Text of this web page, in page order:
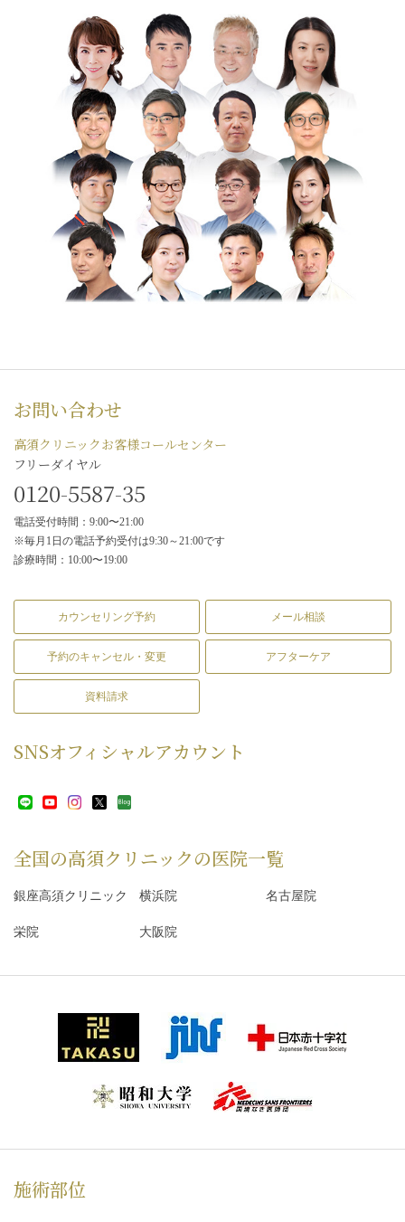
お問い合わせ
高須クリニックお客様コールセンター
フリーダイヤル
0120-5587-35
電話受付時間：9:00〜21:00
※毎月1日の電話予約受付は9:30～21:00です
診療時間：10:00〜19:00
カウンセリング予約 メール相談
予約のキャンセル・変更 アフターケア
資料請求
SNSオフィシャルアカウント
全国の高須クリニックの医院一覧
銀座高須クリニック 横浜院 名古屋院
栄院 大阪院
施術部位